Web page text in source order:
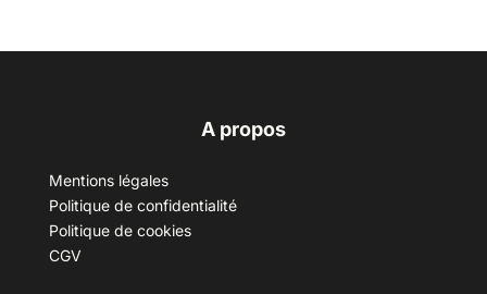
A propos
Mentions légales
Politique de confidentialité
Politique de cookies
CGV